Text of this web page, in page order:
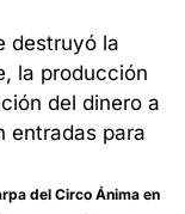
del Circo Ánima en